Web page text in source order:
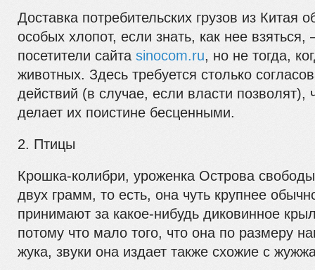
Доставка потребительских грузов из Китая
особых хлопот, если знать, как нее взяться,
посетители сайта sinocom.ru, но не тогда,
животных. Здесь требуется столько
действий (в случае, если власти позволят),
делает их поистине бесценными.
2. Птицы
Крошка-колибри, уроженка Острова
двух грамм, то есть, она чуть крупнее
принимают за какое-нибудь диковинное
потому что мало того, что она по размеру
жука, звуки она издает также схожие с